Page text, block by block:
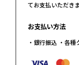
てお支払いただきま
お支払い方法
・銀行振込 ・各